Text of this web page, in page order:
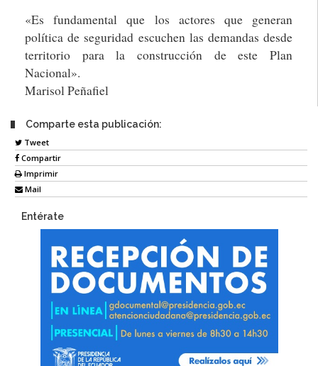
«Es fundamental que los actores que generan
política de seguridad escuchen las demandas desde
territorio para la construcción de este Plan
Nacional».
Marisol Peñafiel
Comparte esta publicación:
Tweet
Compartir
Imprimir
Mail
Entérate